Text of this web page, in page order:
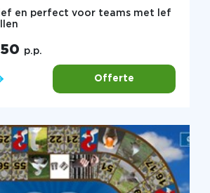
en perfect voor teams met lef
p.p.
Offerte